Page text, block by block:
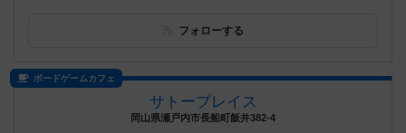
フォローする
ボードゲームカフェ
サトープレイス
岡山県瀬戸内市長船町飯井382-4